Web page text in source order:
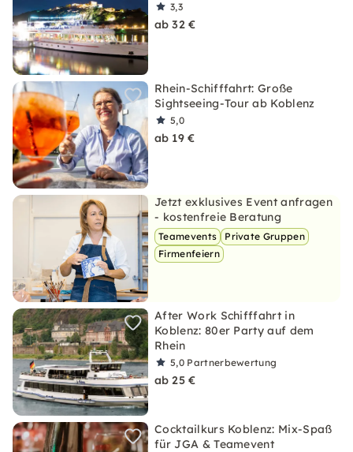
3,3
ab 32 €
Rhein-Schifffahrt: Große
Sightseeing-Tour ab Koblenz
5,0
ab 19 €
Jetzt exklusives Event anfragen
- kostenfreie Beratung
Teamevents
Private Gruppen
Firmenfeiern
After Work Schifffahrt in
Koblenz: 80er Party auf dem
Rhein
5,0 Partnerbewertung
ab 25 €
Cocktailkurs Koblenz: Mix-Spaß
für JGA & Teamevent